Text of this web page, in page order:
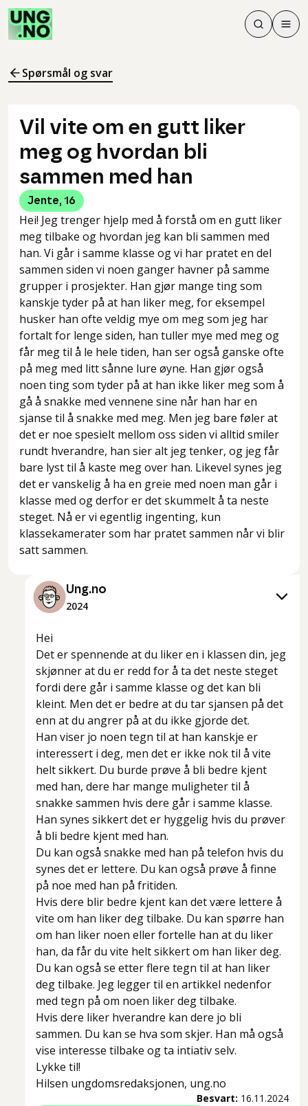
Søk
Søk
Meny
Spørsmål og svar
Vil vite om en gutt liker
meg og hvordan bli
sammen med han
Jente, 16
Hei! Jeg trenger hjelp med å forstå om en gutt liker
meg tilbake og hvordan jeg kan bli sammen med
han. Vi går i samme klasse og vi har pratet en del
sammen siden vi noen ganger havner på samme
grupper i prosjekter. Han gjør mange ting som
kanskje tyder på at han liker meg, for eksempel
husker han ofte veldig mye om meg som jeg har
fortalt for lenge siden, han tuller mye med meg og
får meg til å le hele tiden, han ser også ganske ofte
på meg med litt sånne lure øyne. Han gjør også
noen ting som tyder på at han ikke liker meg som å
gå å snakke med vennene sine når han har en
sjanse til å snakke med meg. Men jeg bare føler at
det er noe spesielt mellom oss siden vi alltid smiler
rundt hverandre, han sier alt jeg tenker, og jeg får
bare lyst til å kaste meg over han. Likevel synes jeg
det er vanskelig å ha en greie med noen man går i
klasse med og derfor er det skummelt å ta neste
steget. Nå er vi egentlig ingenting, kun
klassekamerater som har pratet sammen når vi blir
satt sammen.
Ung.no
2024
Hei
Det er spennende at du liker en i klassen din, jeg
skjønner at du er redd for å ta det neste steget
fordi dere går i samme klasse og det kan bli
kleint. Men det er bedre at du tar sjansen på det
enn at du angrer på at du ikke gjorde det.
Han viser jo noen tegn til at han kanskje er
interessert i deg, men det er ikke nok til å vite
helt sikkert. Du burde prøve å bli bedre kjent
med han, dere har mange muligheter til å
snakke sammen hvis dere går i samme klasse.
Han synes sikkert det er hyggelig hvis du prøver
å bli bedre kjent med han.
Du kan også snakke med han på telefon hvis du
synes det er lettere. Du kan også prøve å finne
på noe med han på fritiden.
Hvis dere blir bedre kjent kan det være lettere å
vite om han liker deg tilbake. Du kan spørre han
om han liker noen eller fortelle han at du liker
han, da får du vite helt sikkert om han liker deg.
Du kan også se etter flere tegn til at han liker
deg tilbake. Jeg legger til en artikkel nedenfor
med tegn på om noen liker deg tilbake.
Hvis dere liker hverandre kan dere jo bli
sammen. Du kan se hva som skjer. Han må også
vise interesse tilbake og ta intiativ selv.
Lykke til!
Hilsen ungdomsredaksjonen, ung.no
Besvart: 16.11.2024